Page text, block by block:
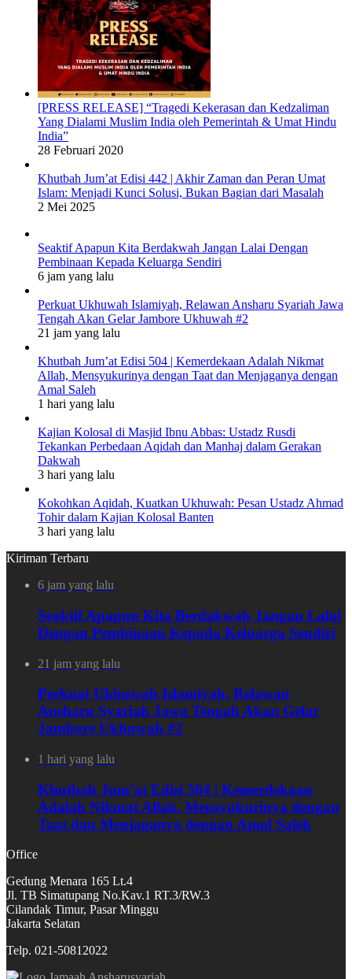
[PRESS RELEASE] “Tragedi Kekerasan dan Kedzaliman
Yang Dialami Muslim India oleh Pemerintah & Umat Hindu
India”
28 Februari 2020
Khutbah Jum’at Edisi 442 | Akhir Zaman dan Peran Umat
Islam: Menjadi Kunci Solusi, Bukan Bagian dari Masalah
2 Mei 2025
Seaktif Apapun Kita Berdakwah Jangan Lalai Dengan
Pembinaan Kepada Keluarga Sendiri
6 jam yang lalu
Perkuat Ukhuwah Islamiyah, Relawan Ansharu Syariah Jawa
Tengah Akan Gelar Jambore Ukhuwah #2
21 jam yang lalu
Khutbah Jum’at Edisi 504 | Kemerdekaan Adalah Nikmat
Allah, Mensyukurinya dengan Taat dan Menjaganya dengan
Amal Saleh
1 hari yang lalu
Kajian Kolosal di Masjid Ibnu Abbas: Ustadz Rusdi
Tekankan Perbedaan Aqidah dan Manhaj dalam Gerakan
Dakwah
3 hari yang lalu
Kokohkan Aqidah, Kuatkan Ukhuwah: Pesan Ustadz Ahmad
Tohir dalam Kajian Kolosal Banten
3 hari yang lalu
Kiriman Terbaru
6 jam yang lalu
Seaktif Apapun Kita Berdakwah Jangan Lalai
Dengan Pembinaan Kepada Keluarga Sendiri
21 jam yang lalu
Perkuat Ukhuwah Islamiyah, Relawan
Ansharu Syariah Jawa Tengah Akan Gelar
Jambore Ukhuwah #2
1 hari yang lalu
Khutbah Jum’at Edisi 504 | Kemerdekaan
Adalah Nikmat Allah, Mensyukurinya dengan
Taat dan Menjaganya dengan Amal Saleh
Office
Gedung Menara 165 Lt.4
Jl. TB Simatupang No.Kav.1 RT.3/RW.3
Cilandak Timur, Pasar Minggu
Jakarta Selatan
Telp. 021-50812022